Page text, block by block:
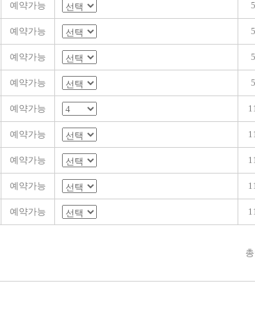
예약가능
예약가능
예약가능
예약가능
예약가능
예약가능
예약가능
예약가능
예약가능